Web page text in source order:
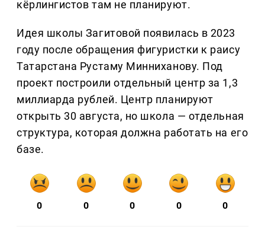
кёрлингистов там не планируют.
Идея школы Загитовой появилась в 2023
году после обращения фигуристки к раису
Татарстана Рустаму Минниханову. Под
проект построили отдельный центр за 1,3
миллиарда рублей. Центр планируют
открыть 30 августа, но школа — отдельная
структура, которая должна работать на его
базе.
0 0 0 0 0